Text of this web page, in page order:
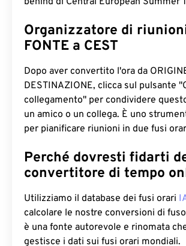
Organizzatore di
FONTE a CEST
Dopo aver convertito l'ora da
DESTINAZIONE, clicca sul pulsante
collegamento" per condividere
un amico o un collega. È uno
per pianificare riunioni in due fusi
Perché dovresti fidarti
convertitore di tempo
Utilizziamo il database dei fusi orari
calcolare le nostre conversioni di
è una fonte autorevole e rinomata
gestisce i dati sui fusi orari mondiali.